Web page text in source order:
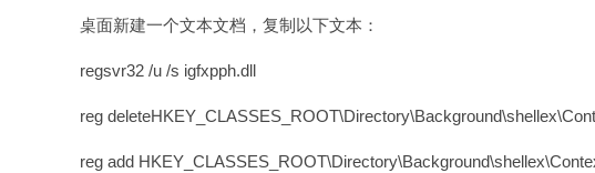
桌面新建一个文本文档，复制以下文本：
regsvr32 /u /s igfxpph.dll
reg
reg add